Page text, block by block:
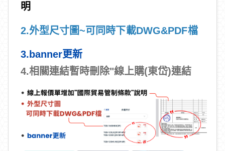
明
2.外型尺寸圖~可同時下載DWG&PDF檔
3.banner更新
4.相關連結暫時刪除"線上購(東岱)連結